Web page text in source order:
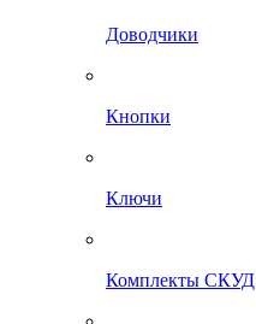
Доводчики
Кнопки
Ключи
Комплекты СКУД